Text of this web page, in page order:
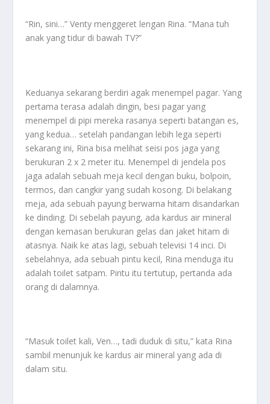
“Rin, sini…” Venty menggeret lengan Rina. “Mana tuh
anak yang tidur di bawah TV?”
Keduanya sekarang berdiri agak menempel pagar. Yang
pertama terasa adalah dingin, besi pagar yang
menempel di pipi mereka rasanya seperti batangan es,
yang kedua… setelah pandangan lebih lega seperti
sekarang ini, Rina bisa melihat seisi pos jaga yang
berukuran 2 x 2 meter itu. Menempel di jendela pos
jaga adalah sebuah meja kecil dengan buku, bolpoin,
termos, dan cangkir yang sudah kosong. Di belakang
meja, ada sebuah payung berwarna hitam disandarkan
ke dinding. Di sebelah payung, ada kardus air mineral
dengan kemasan berukuran gelas dan jaket hitam di
atasnya. Naik ke atas lagi, sebuah televisi 14 inci. Di
sebelahnya, ada sebuah pintu kecil, Rina menduga itu
adalah toilet satpam. Pintu itu tertutup, pertanda ada
orang di dalamnya.
“Masuk toilet kali, Ven…, tadi duduk di situ,” kata Rina
sambil menunjuk ke kardus air mineral yang ada di
dalam situ.